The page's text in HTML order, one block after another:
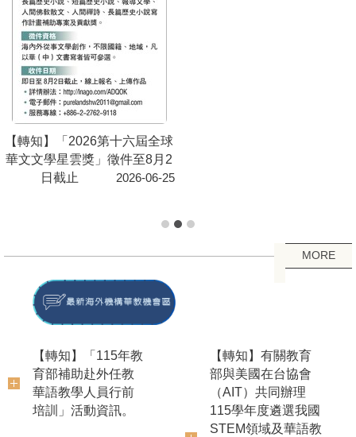
【轉知】國立臺灣海洋大學華
語中心辦理「2026 AI世代華
語教師數位轉型與個人品牌師
資班」招生資訊
2026-06-25
MORE
【轉知】美國密蘇里
州及科羅拉多州2所學
校徵聘華語教學助理
共2名，聘期為115年
【轉知】德國明斯特
大學漢學與東亞學系
徵聘華語教學助理1
名，聘期自115年10
月1日至116年7月31